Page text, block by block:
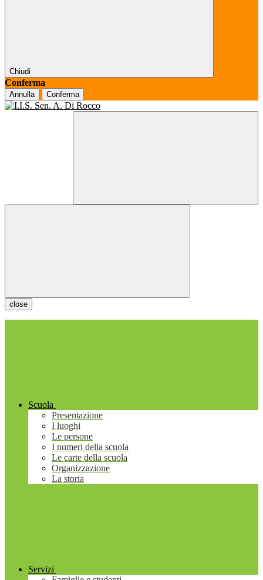
Chiudi
Conferma
Annulla Conferma
close
Scuola
Presentazione
I luoghi
Le persone
I numeri della scuola
Le carte della scuola
Organizzazione
La storia
Servizi